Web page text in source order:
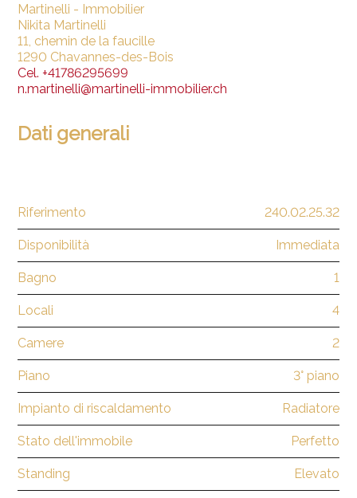
Martinelli - Immobilier
Nikita Martinelli
11, chemin de la faucille
1290 Chavannes-des-Bois
Cel.+41786295699
n.martinelli@martinelli-immobilier.ch
Dati generali
Riferimento 240.02.25.32
Disponibilità Immediata
Bagno 1
Locali 4
Camere 2
Piano 3° piano
Impianto di riscaldamento Radiatore
Stato dell'immobile Perfetto
Standing Elevato